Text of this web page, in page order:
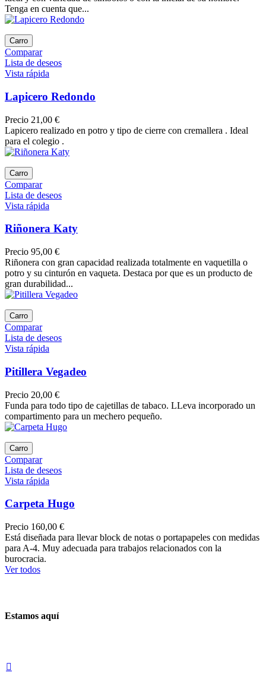
Tenga en cuenta que...
Carro
Comparar
Lista de deseos
Vista rápida
Lapicero Redondo
Precio 21,00 €
Lapicero realizado en potro y tipo de cierre con cremallera . Ideal
para el colegio .
Carro
Comparar
Lista de deseos
Vista rápida
Riñonera Katy
Precio 95,00 €
Riñonera con gran capacidad realizada totalmente en vaquetilla o
potro y su cinturón en vaqueta. Destaca por que es un producto de
gran durabilidad...
Carro
Comparar
Lista de deseos
Vista rápida
Pitillera Vegadeo
Precio 20,00 €
Funda para todo tipo de cajetillas de tabaco. LLeva incorporado un
compartimento para un mechero pequeño.
Carro
Comparar
Lista de deseos
Vista rápida
Carpeta Hugo
Precio 160,00 €
Está diseñada para llevar block de notas o portapapeles con medidas
para A-4. Muy adecuada para trabajos relacionados con la
burocracia.
Ver todos
Estamos aquí
